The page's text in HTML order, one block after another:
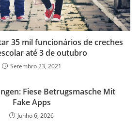
35 mil funcionários de creches
até 3 de outubro
Setembro 23, 2021
Fiese Betrugsmasche Mit
Fake Apps
Junho 6, 2026